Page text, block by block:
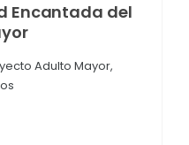
Encantada del
Adulto Mayor,